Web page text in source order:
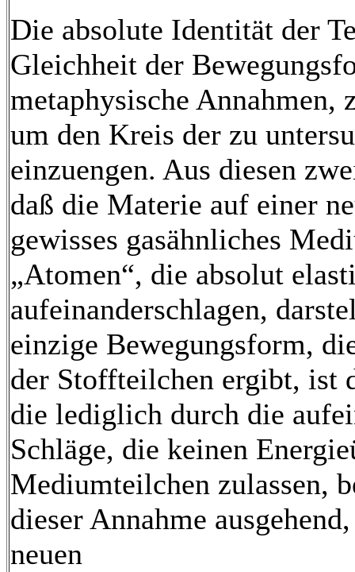
Die absolute Identität der
Gleichheit der
metaphysische
um den Kreis der zu
einzuengen. Aus diesen
daß die Materie auf einer
gewisses gasähnliches
„Atomen“, die absolut
aufeinanderschlagen,
einzige Bewegungsform,
der Stoffteilchen ergibt, ist
die lediglich durch die
Schläge, die keinen
Mediumteilchen zulassen,
dieser Annahme
neuen